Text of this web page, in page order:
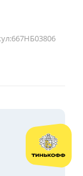
667НБ03806